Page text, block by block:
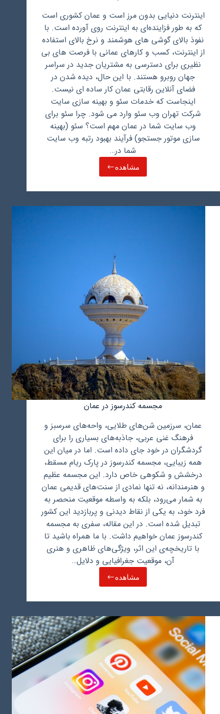
اینترنت دنیایی بدون مرز است و عمان کشوری است
که به طور فزاینده‌ای به اینترنت روی آورده است. با
نفوذ بالای گوشی های هوشمند و نرخ بالای استفاده
از اینترنت، کسب و کارهای عمانی با فرصت های بی
نظیری برای دسترسی به مشتریان جدید در سراسر
جهان روبرو هستند. با این حال، دیده شدن در
فضای آنلاین رقابتی عمان کار ساده ای نیست.
اینجاست که خدمات سئو و بهینه سازی سایت
شرکت تهران وب سئو وارد می شود. چرا سئو برای
وب سایت شما در عمان مهم است؟ سئو (بهینه
سازی موتور جستجو) فرآیند بهبود رتبه وب سایت
شما در…
مشاهده
سئو
بهینه
سایت
تهران
وب
سئو
مجسمه کندرسوز در عمان
عمان، سرزمین شن‌های طلایی، واحه‌های سرسبز و
فرهنگ غنی عربی، جاذبه‌های بسیاری را برای
گردشگران در خود جای داده است. اما در میان این
همه زیبایی، مجسمه کندرسوز در پارک ریام مسقط،
درخشش و شکوهی خاص دارد. این مجسمه عظیم
و هنرمندانه، نه تنها نمادی از سنت‌های قدیمی عمان
به شمار می‌رود، بلکه به واسطه موقعیت منحصر به
فرد خود، به یکی از نقاط دیدنی و پربازدید این کشور
تبدیل شده است. در این مقاله، سفری به مجسمه
کندرسوز عمان خواهیم داشت. با ما همراه باشید تا
با تاریخچه‌ی این اثر، ویژگی‌های ظاهری و هنری
آن، موقعیت جغرافیایی و دلایل…
مشاهدهمجسمه
در